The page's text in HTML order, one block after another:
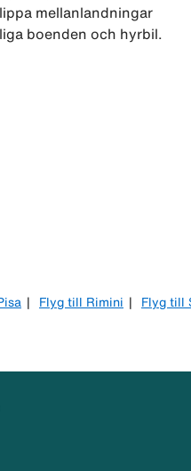
mellanlandningar
boenden och hyrbil.
Flyg till Rimini Flyg till